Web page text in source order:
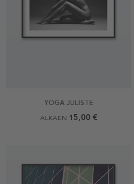
YOGA JULISTE
ALKAEN 15,00 €